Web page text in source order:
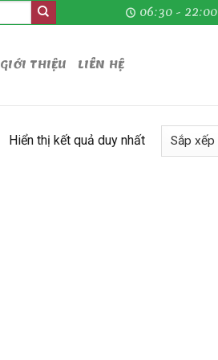
06:30 - 22:00
GIỚI THIỆU LIÊN HỆ
Hiển thị kết quả duy nhất